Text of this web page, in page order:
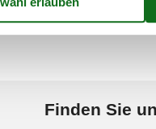
Finden Sie